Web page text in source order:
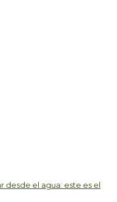
desde el agua: este es el